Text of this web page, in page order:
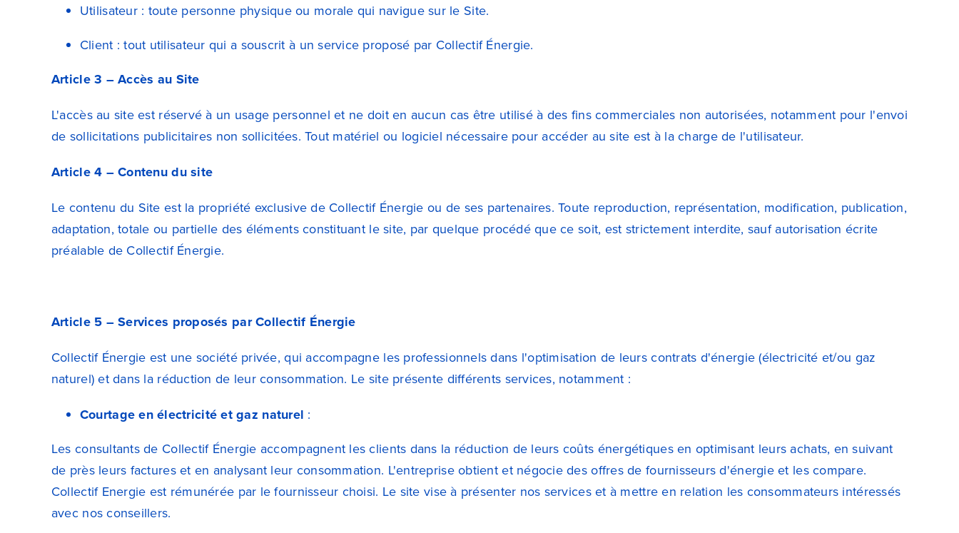
Utilisateur : toute personne physique ou morale qui navigue sur le Site.
Client : tout utilisateur qui a souscrit à un service proposé par Collectif Énergie.
Article 3 – Accès au Site
L'accès au site est réservé à un usage personnel et ne doit en aucun cas être utilisé à des fins commerciales non autorisées, notamment pour l'envoi
de sollicitations publicitaires non sollicitées. Tout matériel ou logiciel nécessaire pour accéder au site est à la charge de l'utilisateur.
Article 4 – Contenu du site
Le contenu du Site est la propriété exclusive de Collectif Énergie ou de ses partenaires. Toute reproduction, représentation, modification, publication,
adaptation, totale ou partielle des éléments constituant le site, par quelque procédé que ce soit, est strictement interdite, sauf autorisation écrite
préalable de Collectif Énergie.
Article 5 – Services proposés parCollectif Énergie
Collectif Énergie est une société privée, qui accompagne les professionnels dans l'optimisation de leurs contrats d'énergie (électricité et/ou gaz
naturel) et dans la réduction de leur consommation. Le site présente différents services, notamment :
Courtage en électricité et gaz naturel :
Les consultants de Collectif Énergie accompagnent les clients dans la réduction de leurs coûts énergétiques en optimisant leurs achats, en suivant
de près leurs factures et en analysant leur consommation. L'entreprise obtient et négocie des offres de fournisseurs d'énergie et les compare.
Collectif Energie est rémunérée par le fournisseur choisi. Le site vise à présenter nos services et à mettre en relation les consommateurs intéressés
avec nos conseillers.